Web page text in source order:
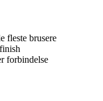
fleste brusere
forbindelse